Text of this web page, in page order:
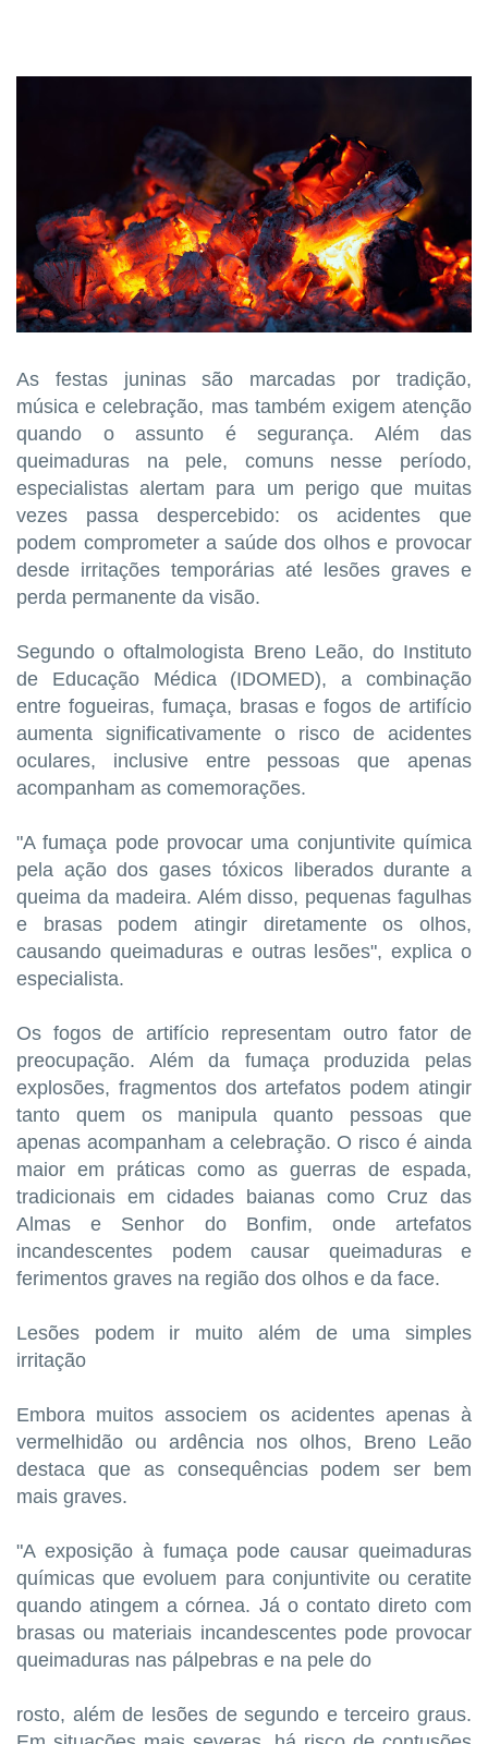
As festas juninas são marcadas por tradição,
música e celebração, mas também exigem atenção
quando o assunto é segurança. Além das
queimaduras na pele, comuns nesse período,
especialistas alertam para um perigo que muitas
vezes passa despercebido: os acidentes que
podem comprometer a saúde dos olhos e provocar
desde irritações temporárias até lesões graves e
perda permanente da visão.
Segundo o oftalmologista Breno Leão, do Instituto
de Educação Médica (IDOMED), a combinação
entre fogueiras, fumaça, brasas e fogos de artifício
aumenta significativamente o risco de acidentes
oculares, inclusive entre pessoas que apenas
acompanham as comemorações.
"A fumaça pode provocar uma conjuntivite química
pela ação dos gases tóxicos liberados durante a
queima da madeira. Além disso, pequenas fagulhas
e brasas podem atingir diretamente os olhos,
causando queimaduras e outras lesões", explica o
especialista.
Os fogos de artifício representam outro fator de
preocupação. Além da fumaça produzida pelas
explosões, fragmentos dos artefatos podem atingir
tanto quem os manipula quanto pessoas que
apenas acompanham a celebração. O risco é ainda
maior em práticas como as guerras de espada,
tradicionais em cidades baianas como Cruz das
Almas e Senhor do Bonfim, onde artefatos
incandescentes podem causar queimaduras e
ferimentos graves na região dos olhos e da face.
Lesões podem ir muito além de uma simples
irritação
Embora muitos associem os acidentes apenas à
vermelhidão ou ardência nos olhos, Breno Leão
destaca que as consequências podem ser bem
mais graves.
"A exposição à fumaça pode causar queimaduras
químicas que evoluem para conjuntivite ou ceratite
quando atingem a córnea. Já o contato direto com
brasas ou materiais incandescentes pode provocar
queimaduras nas pálpebras e na pele do
rosto, além de lesões de segundo e terceiro graus.